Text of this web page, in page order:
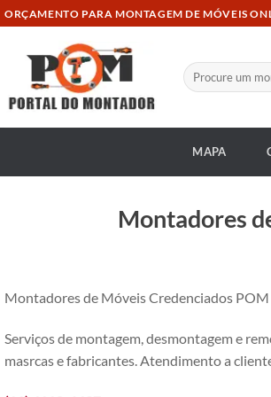
ORÇAMENTO PARA MONTAGEM DE MÓVEIS
Pesquisar
por:
MAPA
Montadores
Montadores de Móveis Credenciados
Serviços de montagem, desmontagem e
masrcas e fabricantes. Atendimento a